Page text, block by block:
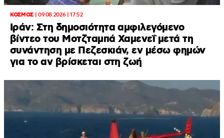
ΚΟΣΜΟΣ| 09.08.2026 | 17:52
Ιράν: Στη δημοσιότητα αμφιλεγόμενο
βίντεο του Μοτζταμπά Χαμενεΐ μετά τη
συνάντηση με Πεζεσκιάν, εν μέσω φημών
για το αν βρίσκεται στη ζωή